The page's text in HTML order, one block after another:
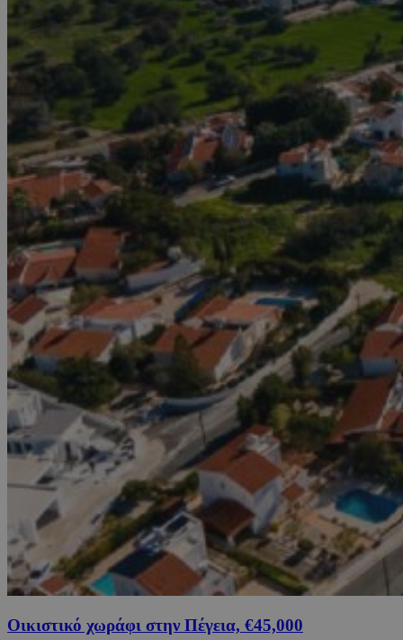
Οικιστικό χωράφι στην Πέγεια, €45,000